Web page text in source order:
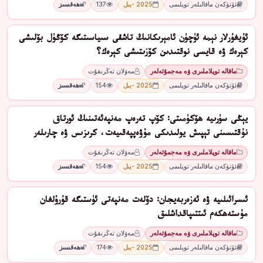
ئۆتۈكەن ماقالىلەر توپلىمى
2025 -يىل 137 ھەقسىز
ئۇيغۇرلار نېمە ئۈچۈن ئامېرىكانىڭ تاشقى سىياسىتىگە كۆڭۈل بۆلىشى
كېرەك ۋە قايسى نوقتىدىن كۆزىتىشى كېرەك؟
ماقالە توپلاملىرى ۋە مەجمۇئەلەر
مەۋلان تەڭرىقۇت
ئۆتۈكەن ماقالىلەر توپلىمى
2025 -يىل 154 ھەقسىز
يېڭى سۈرىيە ھۆكۈمىتى: كۆپ تەرەپ مەنپەئەتىنىڭ ئورتاق
نۇقتىسىنى تېپىش يولىدىكى مۇۋەپپەقىيەت، كرىزىس ۋە چارىلەر
ماقالە توپلاملىرى ۋە مەجمۇئەلەر
مەۋلان تەڭرىقۇت
ئۆتۈكەن ماقالىلەر توپلىمى
2025 -يىل 154 ھەقسىز
ئىسرائىلىيە ۋە ئەزەربەيجان: دۆلەت مەنپەتى ئۈستىگە قۇرۇلغان
مۇستەھكەم ئىتتىپاقداشلىق
ماقالە توپلاملىرى ۋە مەجمۇئەلەر
مەۋلان تەڭرىقۇت
ئۆتۈكەن ماقالىلەر توپلىمى
2025 -يىل 174 ھەقسىز